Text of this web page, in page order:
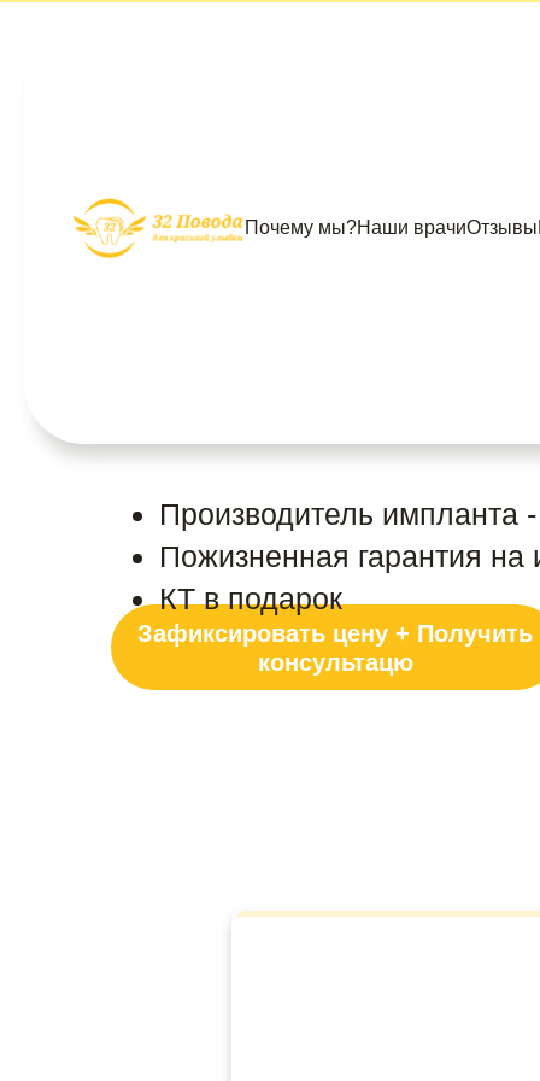
Почему мы?Наши врачиОтзывы
Зафиксировать цену + Получить
консультацю
Только в
Производитель импланта
Пожизненная гарантия на
КТ в подарок